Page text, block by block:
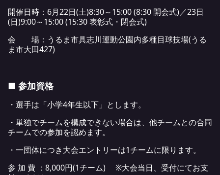
開催日時：6月22日(土)8:30～15:00 (8:30 開会式)／23日
(日)9:00～15:00 (15:30 表彰式・閉会式)
会 場：うるま市具志川運動公園内多種目球技場(うる
ま市大田427)
■ 参加資格
・選手は「小学4年生以下」とします。
・単独でチームを構成できない場合は、他チームとの合同
チームでの参加を認めます。
・一団体につき大会エントリーは1チームに限ります。
参 加 費 ：8,000円(1チーム) ※大会当日、受付にてお支